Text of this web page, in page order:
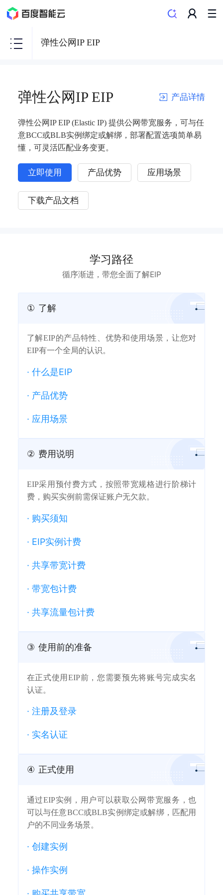
弹性公网IP EIP
弹性公网IP EIP 产品详情
弹性公网IP EIP (Elastic IP) 提供公网带宽服务，可与任
意BCC或BLB实例绑定或解绑，部署配置选项简单易
懂，可灵活匹配业务变更。
立即使用 产品优势 应用场景
下载产品文档
学习路径
循序渐进，带您全面了解EIP
① 了解
了解EIP的产品特性、优势和使用场景，让您对
EIP有一个全局的认识。
· 什么是EIP
· 产品优势
· 应用场景
② 费用说明
EIP采用预付费方式，按照带宽规格进行阶梯计
费，购买实例前需保证账户无欠款。
· 购买须知
· EIP实例计费
· 共享带宽计费
· 带宽包计费
· 共享流量包计费
③ 使用前的准备
在正式使用EIP前，您需要预先将账号完成实名
认证。
· 注册及登录
· 实名认证
④ 正式使用
通过EIP实例，用户可以获取公网带宽服务，也
可以与任意BCC或BLB实例绑定或解绑，匹配用
户的不同业务场景。
· 创建实例
· 操作实例